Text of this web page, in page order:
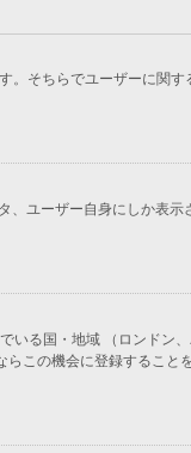
。そちらでユーザーに関す
、ユーザー自身にしか表示
いる国・地域 （ロンドン
この機会に登録すること